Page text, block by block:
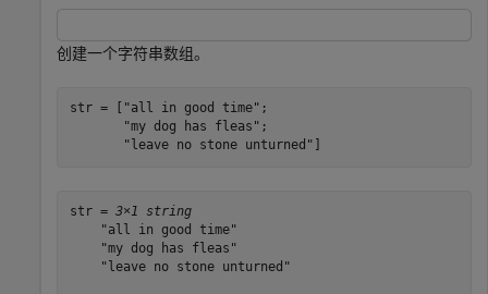
创建一个字符串数组。
str = [ "all in good time" ;
"my dog has fleas" ;
"leave no stone unturned"
str = 3×1 string
    "all in good time"
    "my dog has fleas"
    "leave no stone unturned"